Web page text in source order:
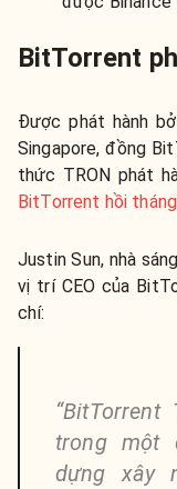
BitTorrent
Được phát hành
Singapore, đồng
thức TRON phát
BitTorrent hồi
Justin Sun, nhà
vị trí CEO của
chí:
trong một
dựng xây